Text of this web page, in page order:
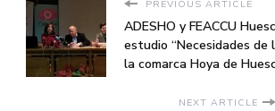
PREVIOUS ARTICLE
ADESHO y FEACCU
estudio “Necesidades de
la comarca Hoya de
NEXT ARTICLE